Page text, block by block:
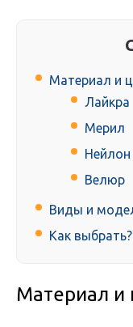
Материал и
Лайкра
Мерил
Нейлон
Велюр
Виды и
Как выбрать?
Материал и